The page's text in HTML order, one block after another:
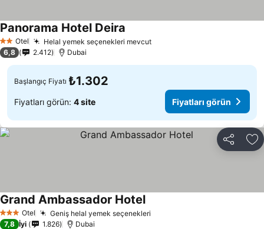
2 Yıldız
Otel Helal yemek seçenekleri mevcutFiyatları görün
Panorama Hotel Deira
6,8 2.412 Dubai
Başlangıç Fiyatı ₺1.302
Fiyatları görün: 4 site Fiyatları görün
Paylaş
3 YıldızOtel Geniş helal yemek seçenekleri
Grand Ambassador HotelFiyatları görün
7,8 İyi 1.826 Dubai